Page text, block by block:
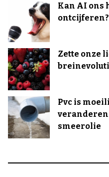
Kan AI ons
ontcijferen?
Zette onze
Pvc is
veranderen
smeerolie